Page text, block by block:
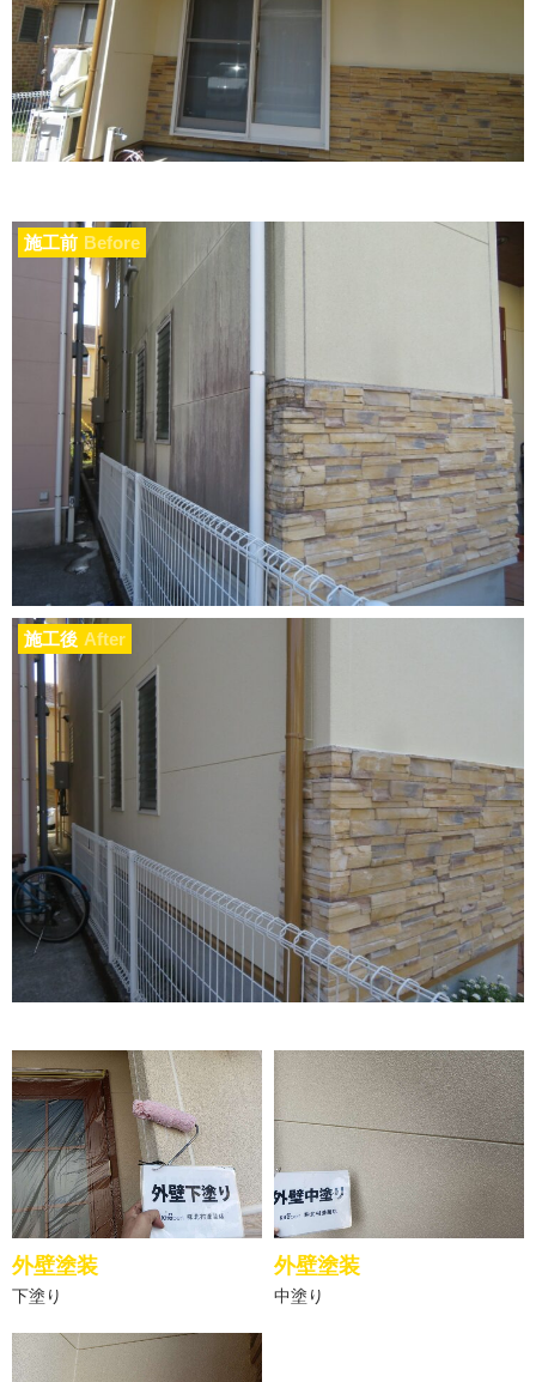
施工前 Before
施工後 After
外壁塗装
下塗り
外壁塗装
中塗り